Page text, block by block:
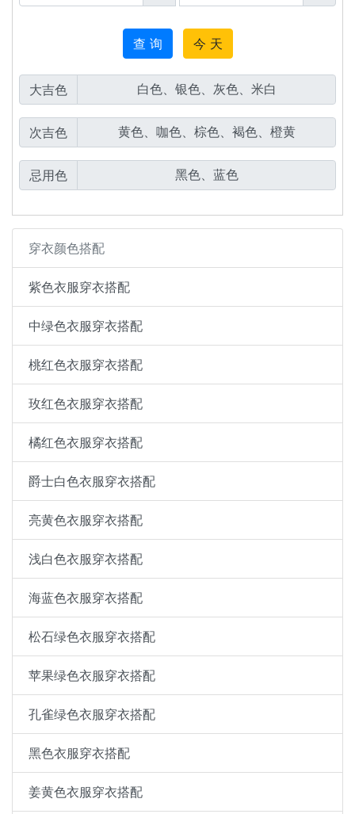
查 询 今 天
大吉色
次吉色
忌用色
穿衣颜色搭配
紫色衣服穿衣搭配
中绿色衣服穿衣搭配
桃红色衣服穿衣搭配
玫红色衣服穿衣搭配
橘红色衣服穿衣搭配
爵士白色衣服穿衣搭配
亮黄色衣服穿衣搭配
浅白色衣服穿衣搭配
海蓝色衣服穿衣搭配
松石绿色衣服穿衣搭配
苹果绿色衣服穿衣搭配
孔雀绿色衣服穿衣搭配
黑色衣服穿衣搭配
姜黄色衣服穿衣搭配